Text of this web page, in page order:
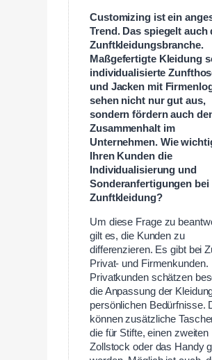
Customizing ist ein
Trend. Das spiegelt auch
Zunftkleidungsbranche.
Maßgefertigte Kleidung
individualisierte
und Jacken mit
sehen nicht nur gut aus,
sondern fördern auch
Zusammenhalt im
Unternehmen. Wie
Ihren Kunden die
Individualisierung und
Sonderanfertigungen bei
Zunftkleidung?
Um diese Frage zu
gilt es, die Kunden zu
differenzieren. Es gibt bei
Privat- und Firmenkunden.
Privatkunden schätzen
die Anpassung der
persönlichen Bedürfnisse.
können zusätzliche
die für Stifte, einen zweiten
Zollstock oder das Handy